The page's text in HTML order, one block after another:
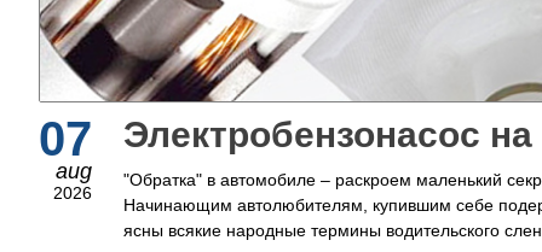
07
aug
2026
Электробензонасос
"Обратка" в автомобиле – раскроем маленький
Начинающим автолюбителям, купившим себе
ясны всякие народные термины водительского